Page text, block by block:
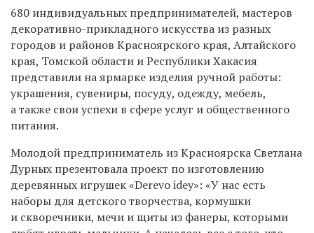
680 индивидуальных предпринимателей, мастеров
декоративно-прикладного искусства из разных
городов и районов Красноярского края, Алтайского
края, Томской области и Республики Хакасия
представили на ярмарке изделия ручной работы:
украшения, сувениры, посуду, одежду, мебель,
а также свои успехи в сфере услуг и общественного
питания.
Молодой предприниматель из Красноярска Светлана
Дурных презентовала проект по изготовлению
деревянных игрушек «Derevo idey»: «У нас есть
наборы для детского творчества, кормушки
и скворечники, мечи и щиты из фанеры, которыми